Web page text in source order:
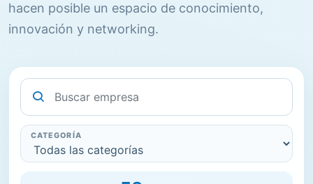
hacen posible un espacio de conocimiento,
innovación y networking.
Buscar sponsor
CATEGORÍA